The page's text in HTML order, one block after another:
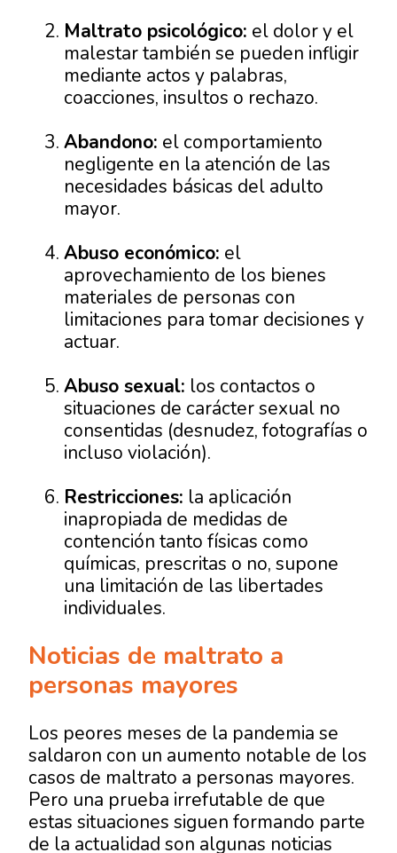
Maltrato psicológico: el dolor y el
malestar también se pueden infligir
mediante actos y palabras,
coacciones, insultos o rechazo.
Abandono: el comportamiento
negligente en la atención de las
necesidades básicas del adulto
mayor.
Abuso económico: el
aprovechamiento de los bienes
materiales de personas con
limitaciones para tomar decisiones y
actuar.
Abuso sexual: los contactos o
situaciones de carácter sexual no
consentidas (desnudez, fotografías o
incluso violación).
Restricciones: la aplicación
inapropiada de medidas de
contención tanto físicas como
químicas, prescritas o no, supone
una limitación de las libertades
individuales.
Noticias de maltrato a
personas mayores
Los peores meses de la pandemia se
saldaron con un aumento notable de los
casos de maltrato a personas mayores.
Pero una prueba irrefutable de que
estas situaciones siguen formando parte
de la actualidad son algunas noticias